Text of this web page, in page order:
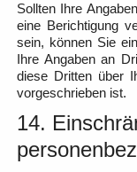
Sollten Ihre
eine Berichtigung
sein, können Sie
Ihre Angaben an
diese Dritten über
vorgeschrieben ist.
14.